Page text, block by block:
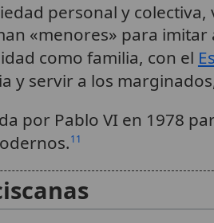
personal y colectiva,
«menores» para
como familia, con el
y servir a los
por Pablo VI en 1978
11